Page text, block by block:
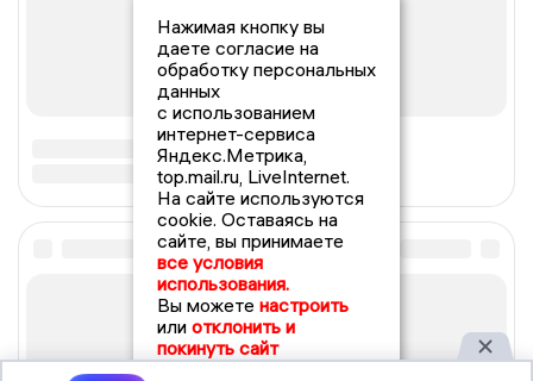
Нажимая кнопку вы
даете согласие на
обработку персональных
данных
с использованием
интернет-сервиса
Яндекс.Метрика,
top.mail.ru, LiveInternet.
На сайте используются
cookie. Оставаясь на
сайте, вы принимаете
все условия
использования.
Вы можете настроить
или отклонить и
покинуть сайт